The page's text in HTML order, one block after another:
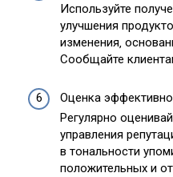
Используйте
улучшения
изменения‚
Сообщайте
Оценка
Регулярно
управления
в тональности
положительных и